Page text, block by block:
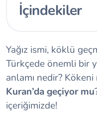
İçindekiler
Yağız ismi, köklü
Türkçede önemli bir
anlamı nedir? Kökeni
Kuran’da geçiyor mu
içeriğimizde!